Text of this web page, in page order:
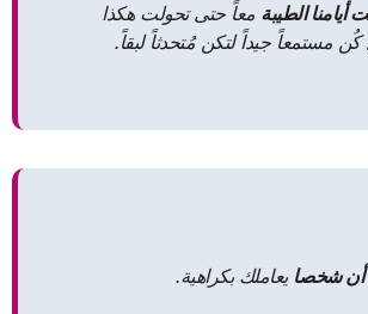
الطيبة معاً حتى تحولت هكذا
مستمعاً جيداً لتكن مُتحدثاً لبقاً.
أن شخصا يعاملك بكراهية.